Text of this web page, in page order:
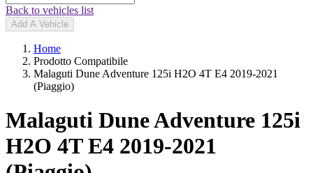
Back to vehicles list
Add A Vehicle
Home
Prodotto Compatibile
Malaguti Dune Adventure 125i H2O 4T E4 2019-2021
(Piaggio)
Malaguti Dune Adventure 125i
H2O 4T E4 2019-2021